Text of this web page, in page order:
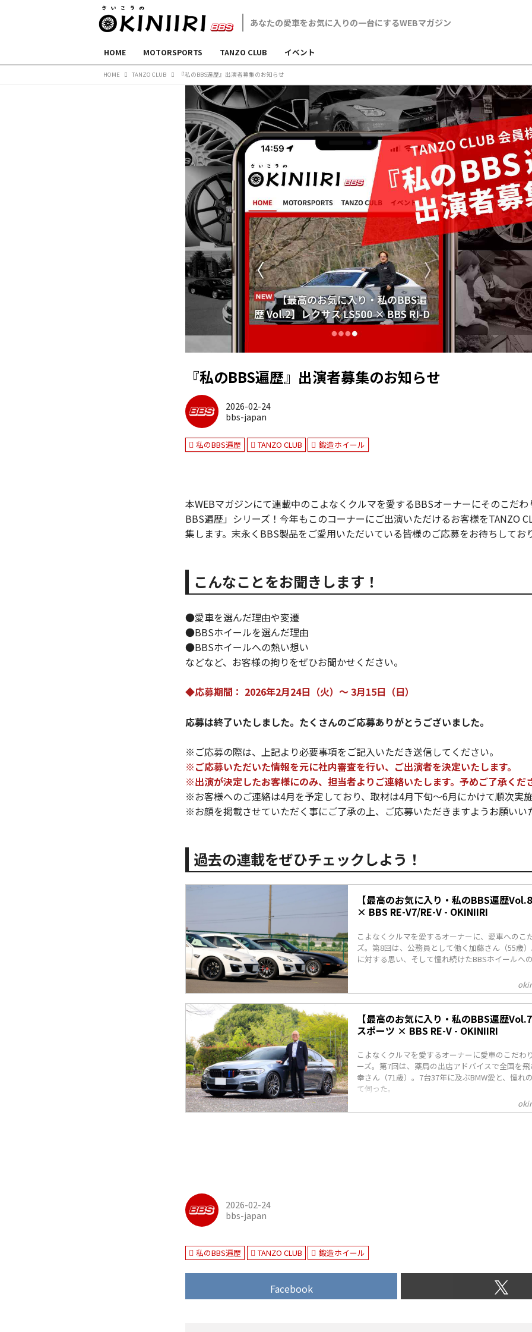
HOME MOTORSPORTS TANZO CLUB イベント
HOME TANZO CLUB 『私のBBS遍歴』出演者募集のお知らせ
『私のBBS遍歴』出演者募集のお知らせ
2026-02-24
bbs-japan
私のBBS遍歴 TANZO CLUB 鍛造ホイール
本WEBマガジンにて連載中のこよなくクルマを愛するBBSオーナーにそのこだ
BBS遍歴」シリーズ！今年もこのコーナーにご出演いただけるお客様をTANZO
集します。末永くBBS製品をご愛用いただいている皆様のご応募をお待ちしてお
こんなことをお聞きします！
●愛車を選んだ理由や変遷
●BBSホイールを選んだ理由
●BBSホイールへの熱い想い
などなど、お客様の拘りをぜひお聞かせください。
◆応募期間： 2026年2月24日（火）～ 3月15日（日）
応募は終了いたしました。たくさんのご応募ありがとうございました。
※ご応募の際は、上記より必要事項をご記入いただき送信してください。
※ご応募いただいた情報を元に社内審査を行い、ご出演者を決定いたします。
※出演が決定したお客様にのみ、担当者よりご連絡いたします。予めご了承くだ
※お客様へのご連絡は4月を予定しており、取材は4月下旬～6月にかけて順次実施
※お顔を掲載させていただく事にご了承の上、ご応募いただきますようお願いい
過去の連載をぜひチェックしよう！
【最高のお気に入り・私のBBS遍歴
× BBS RE-V7/RE-V - OKINIIRI
こよなくクルマを愛するオーナーに、愛車へのこ
ズ。第8回は、公務員として働く加藤さん（55歳
に対する思い、そして憧れ続けたBBSホイールへ
【最高のお気に入り・私のBBS遍歴
スポーツ × BBS RE-V - OKINIIRI
こよなくクルマを愛するオーナーに愛車のこだわ
ーズ。第7回は、薬局の出店アドバイスで全国を
幸さん（71歳）。7台37年に及ぶBMW愛と、憧れ
て伺った。
2026-02-24
bbs-japan
私のBBS遍歴 TANZO CLUB 鍛造ホイール
Facebook